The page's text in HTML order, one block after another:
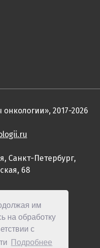
им
на обработку
с
Подробнее
2017-2026
Санкт-Петербург,
68